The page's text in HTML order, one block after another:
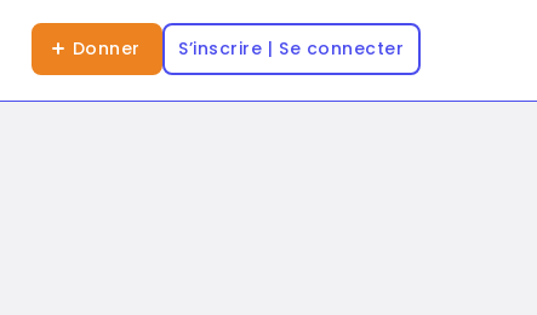
Donner S’inscrire | Se connecter